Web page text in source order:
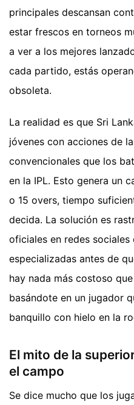
principales descansan
estar frescos en torneos
a ver a los mejores
cada partido, estás
obsoleta.
La realidad es que Sri
jóvenes con acciones de
convencionales que los
en la IPL. Esto genera un
o 15 overs, tiempo
decida. La solución es
oficiales en redes sociales
especializadas antes de
hay nada más costoso
basándote en un jugador
banquillo con hielo en la
El mito de la
el campo
Se dice mucho que los